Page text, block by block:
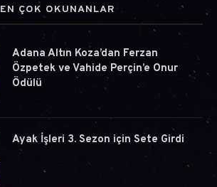
EN ÇOK OKUNANLAR
Adana Altın Koza’dan Ferzan
Özpetek ve Vahide Perçin’e Onur
Ödülü
Ayak İşleri 3. Sezon için Sete Girdi